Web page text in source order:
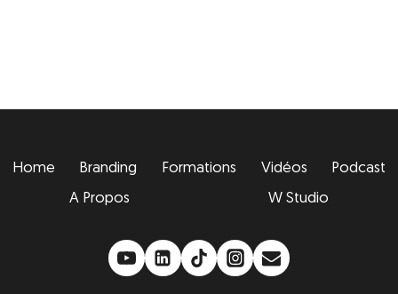
Home Branding Formations Vidéos
Podcast
A Propos
W Studio